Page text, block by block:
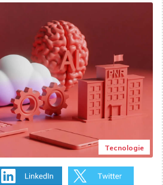
Tecnologie